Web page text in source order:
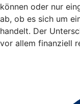
können oder nur
ab, ob es sich um
handelt. Der
vor allem finanziell